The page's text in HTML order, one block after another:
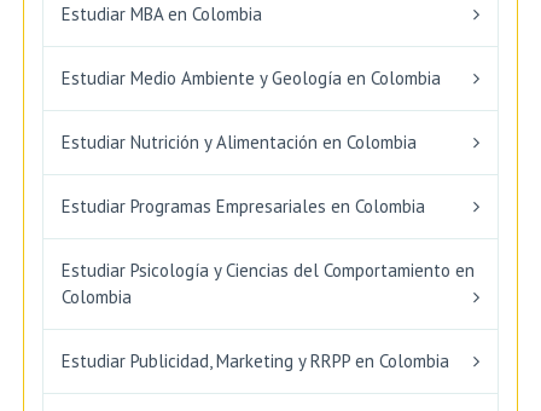
Estudiar MBA en Colombia
Estudiar Medio Ambiente y Geología en Colombia
Estudiar Nutrición y Alimentación en Colombia
Estudiar Programas Empresariales en Colombia
Estudiar Psicología y Ciencias del Comportamiento en
Colombia
Estudiar Publicidad, Marketing y RRPP en Colombia